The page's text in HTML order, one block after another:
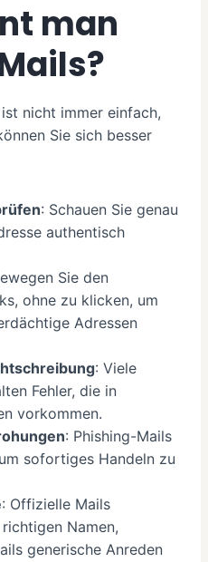
man
nicht immer einfach,
Sie sich besser
: Schauen Sie genau
authentisch
Sie den
ohne zu klicken, um
Adressen
: Viele
Fehler, die in
vorkommen.
: Phishing-Mails
sofortiges Handeln zu
: Offizielle Mails
Namen,
generische Anreden